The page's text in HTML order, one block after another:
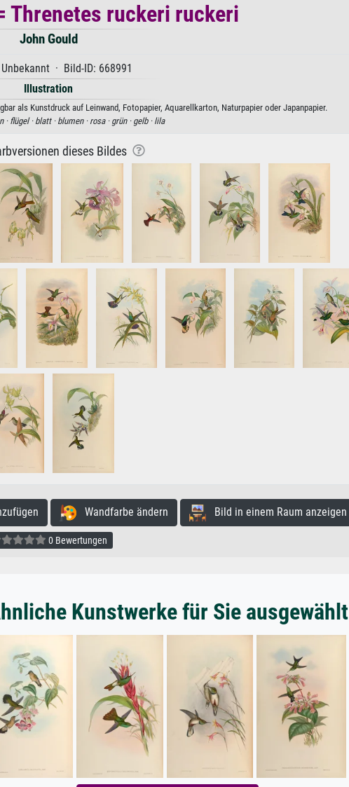
Threnetes ruckeri ruckeri
John Gould
· Bild-ID: 668991
Illustration
als Kunstdruck auf Leinwand, Fotopapier, Aquarellkarton, Naturpapier oder Japanpapier.
·flügel · blatt · blumen · rosa · grün · gelb · lila
dieses Bildes
Wandfarbe ändern Bild in einem Raum anzeigen
0 Bewertungen
Kunstwerke für Sie ausgewählt